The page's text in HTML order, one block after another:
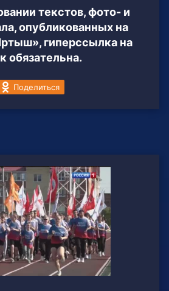
текстов, фото- и
опубликованных на
гиперссылка на
обязательна.
Поделиться